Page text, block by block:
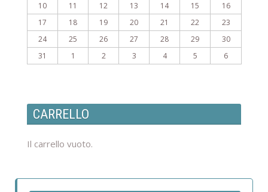
10
11 12 13 14 15
16
17
18 19 20 21 22
23
24
25 26 27 28 29
30
31
1 2 3 4 5 6
CARRELLO
Il carrello vuoto.